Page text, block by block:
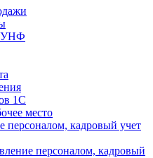
1С
место
персоналом, кадровый учет
персоналом, кадровый